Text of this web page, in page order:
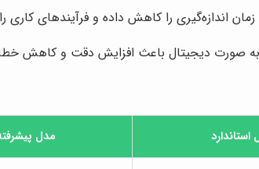
اندازه‌گیری را کاهش داده و فرآیندهای کاری
به صورت دیجیتال باعث افزایش دقت و کاهش
استاندارد مدل